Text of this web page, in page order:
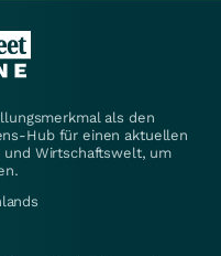
als den
Hub für einen aktuellen
und Wirtschaftswelt, um